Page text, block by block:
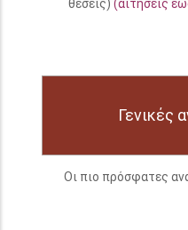
θέσεις) (αιτήσεις
Γενικές
Οι πιο πρόσφατες